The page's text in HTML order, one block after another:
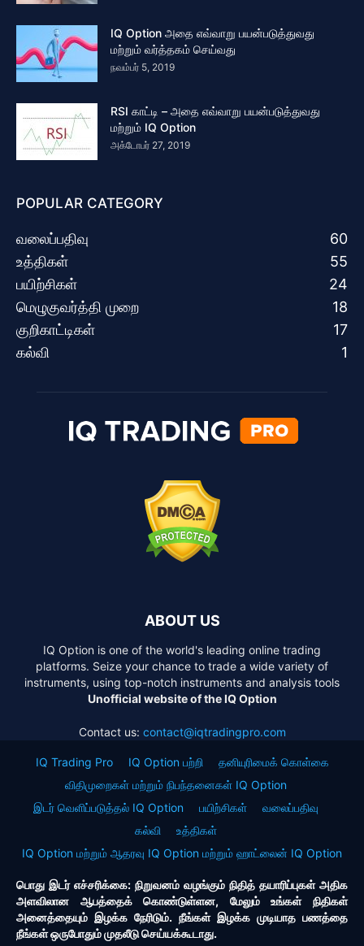
IQ Option அதை எவ்வாறு பயன்படுத்துவது
மற்றும் வர்த்தகம் செய்வது
நவம்பர் 5, 2019
RSI காட்டி – அதை எவ்வாறு பயன்படுத்துவது
மற்றும் IQ Option
அக்டோபர் 27, 2019
POPULAR CATEGORY
வலைப்பதிவு
60
உத்திகள்
55
பயிற்சிகள்
24
மெழுகுவர்த்தி முறை
18
குறிகாட்டிகள்
17
கல்வி
1
ABOUT US
IQ Option is one of the world's leading online trading
platforms. Seize your chance to trade a wide variety of
instruments, using top-notch instruments and analysis tools
Unofficial website of the IQ Option
Contact us: contact@iqtradingpro.com
IQ Trading Pro IQ Option பற்றி
தனியுரிமைக் கொள்கை
விதிமுறைகள் மற்றும் நிபந்தனைகள் IQ Option
இடர் வெளிப்படுத்தல் IQ Option
பயிற்சிகள்
வலைப்பதிவு
கல்வி
உத்திகள்
IQ Option மற்றும் ஆதரவு IQ Option மற்றும் ஹாட்லைன் IQ Option
பொது இடர் எச்சரிக்கை: நிறுவனம் வழங்கும் நிதித் தயாரிப்புகள் அதிக
அளவிலான ஆபத்தைக் கொண்டுள்ளன, மேலும் உங்கள் நிதிகள்
அனைத்தையும் இழக்க நேரிடும். நீங்கள் இழக்க முடியாத பணத்தை
நீங்கள் ஒருபோதும் முதலீடு செய்யக்கூடாது.